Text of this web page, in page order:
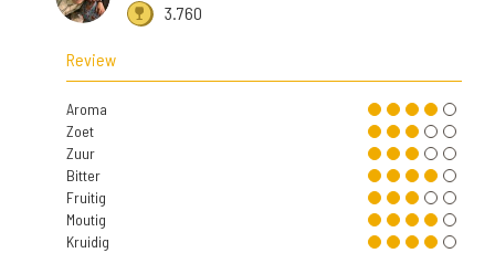
3.760
Review
Aroma
Zoet
Zuur
Bitter
Fruitig
Moutig
Kruidig